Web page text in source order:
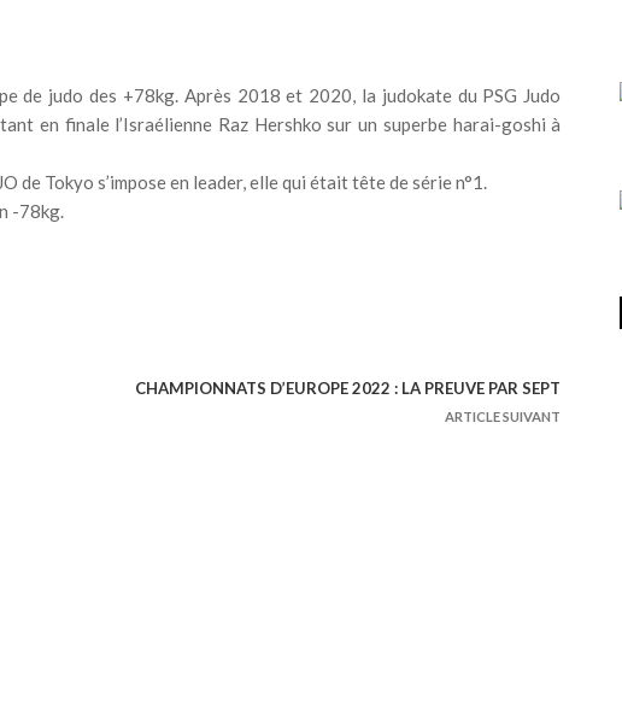
de judo des +78kg. Après 2018 et 2020, la judokate du PSG Judo
en finale l’Israélienne Raz Hershko sur un superbe harai-goshi à
de Tokyo s’impose en leader, elle qui était tête de série n°1.
-78kg.
CHAMPIONNATS D’EUROPE 2022 : LA PREUVE PAR SEPT
ARTICLE SUIVANT